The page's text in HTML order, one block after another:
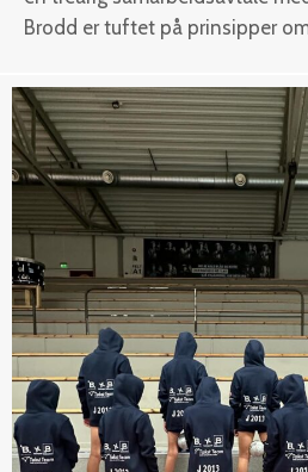
Brodd er tuftet på prinsipper